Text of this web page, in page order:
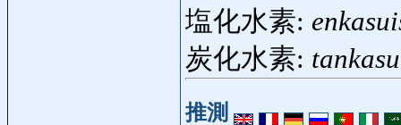
塩化水素:
炭化水素:
推測